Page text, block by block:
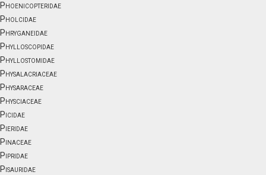
Phoenicopteridae
Pholcidae
Phryganeidae
Phylloscopidae
Phyllostomidae
Physalacriaceae
Physaraceae
Physciaceae
Picidae
Pieridae
Pinaceae
Pipridae
Pisauridae